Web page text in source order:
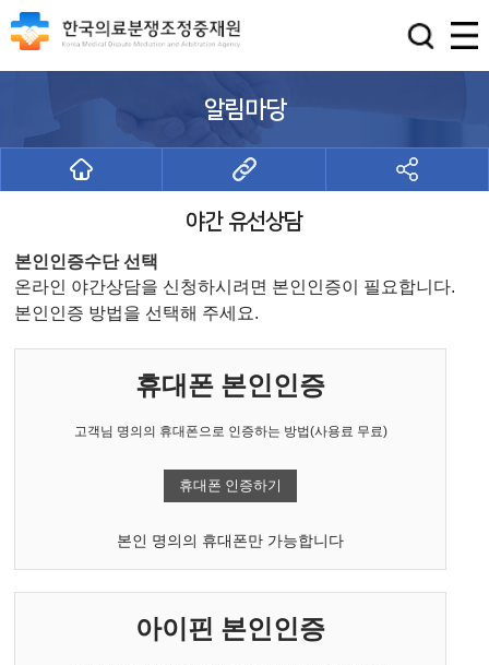
알림마당
야간 유선상담
본인인증수단 선택
온라인 야간상담을 신청하시려면 본인인증이 필요합니다.
본인인증 방법을 선택해 주세요.
휴대폰 본인인증
고객님 명의의 휴대폰으로 인증하는 방법(사용료 무료)
휴대폰 인증하기
본인 명의의 휴대폰만 가능합니다
아이핀 본인인증